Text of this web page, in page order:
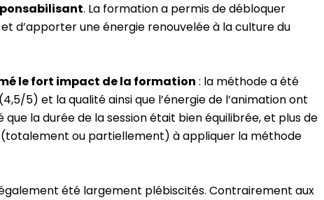
. La formation a permis de débloquer
d’apporter une énergie renouvelée à la culture du
le fort impact de la formation : la méthode a été
5) et la qualité ainsi que l’énergie de l’animation ont
la durée de la session était bien équilibrée, et plus de
ou partiellement) à appliquer la méthode
été largement plébiscités. Contrairement aux